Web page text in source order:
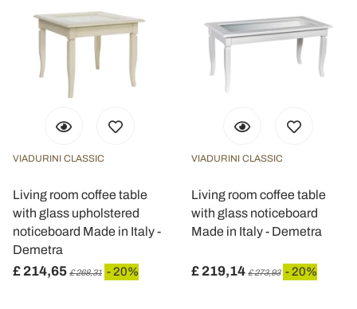
VIADURINI CLASSIC
Living room coffee table
with glass upholstered
noticeboard Made in Italy -
Demetra
£ 214,65 £ 268,31 - 20%
VIADURINI CLASSIC
Living room coffee table
with glass noticeboard
Made in Italy - Demetra
£ 219,14 £ 273,93 - 20%